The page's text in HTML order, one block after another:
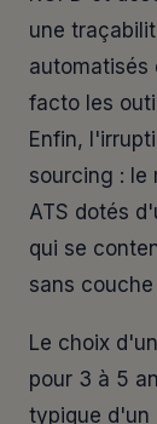
une
automatisés
facto les
Enfin,
sourcing : le
ATS dotés
qui se
sans
Le choix
pour 3 à 5
typique d'un